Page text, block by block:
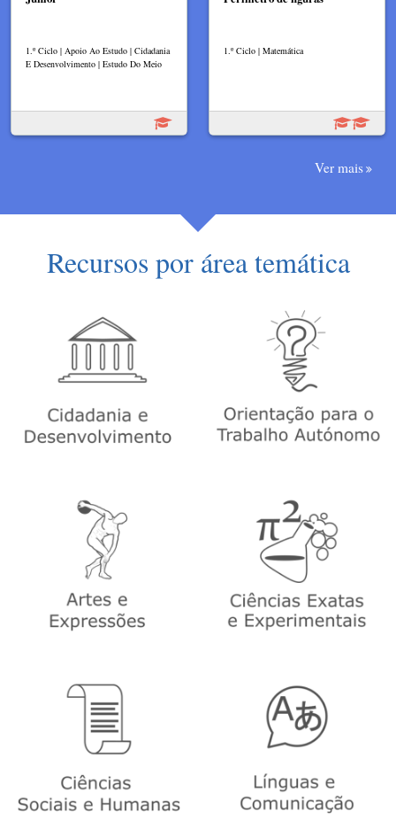
1.º Ciclo | Apoio Ao Estudo | Cidadania
E Desenvolvimento | Estudo Do Meio
1.º Ciclo | Matemática
Ver mais
Recursos por área temática